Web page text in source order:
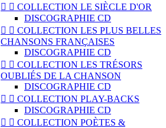
  COLLECTION LE SIÈCLE D'OR
DISCOGRAPHIE CD
  COLLECTION LES PLUS BELLES
CHANSONS FRANÇAISES
DISCOGRAPHIE CD
  COLLECTION LES TRÉSORS
OUBLIÉS DE LA CHANSON
DISCOGRAPHIE CD
  COLLECTION PLAY-BACKS
DISCOGRAPHIE CD
  COLLECTION POÈTES &